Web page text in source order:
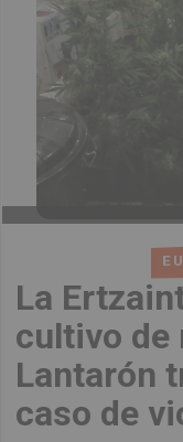
La
cultivo de
Lantarón
caso de